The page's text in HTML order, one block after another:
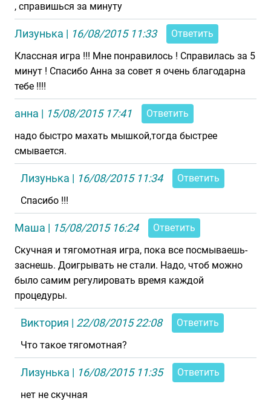
, справишься за минуту
Лизунька | 16/08/2015 11:33
Ответить
Классная игра !!! Мне понравилось ! Справилась за 5
минут ! Спасибо Анна за совет я очень благодарна
тебе !!!!
анна | 15/08/2015 17:41
Ответить
надо быстро махать мышкой,тогда быстрее
смывается.
Лизунька | 16/08/2015 11:34
Ответить
Спасибо !!!
Маша | 15/08/2015 16:24
Ответить
Скучная и тягомотная игра, пока все посмываешь-
заснешь. Доигрывать не стали. Надо, чтоб можно
было самим регулировать время каждой
процедуры.
Виктория | 22/08/2015 22:08
Ответить
Что такое тягомотная?
Лизунька | 16/08/2015 11:35
Ответить
нет не скучная